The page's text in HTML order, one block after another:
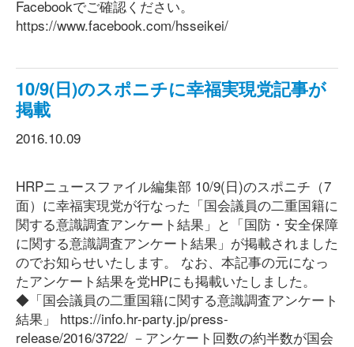
Facebookでご確認ください。
https://www.facebook.com/hsseikei/
10/9(日)のスポニチに幸福実現党記事が
掲載
2016.10.09
HRPニュースファイル編集部 10/9(日)のスポニチ（7
面）に幸福実現党が行なった「国会議員の二重国籍に
関する意識調査アンケート結果」と「国防・安全保障
に関する意識調査アンケート結果」が掲載されました
のでお知らせいたします。 なお、本記事の元になっ
たアンケート結果を党HPにも掲載いたしました。
◆「国会議員の二重国籍に関する意識調査アンケート
結果」 https://info.hr-party.jp/press-
release/2016/3722/ －アンケート回数の約半数が国会